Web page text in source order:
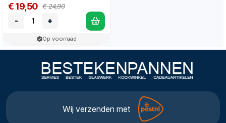
€ 19,50 € 24,90
- +
Op voorraad
Wij verzenden met